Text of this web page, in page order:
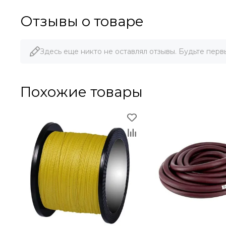
Отзывы о товаре
Здесь еще никто не оставлял отзывы. Будьте
Похожие товары